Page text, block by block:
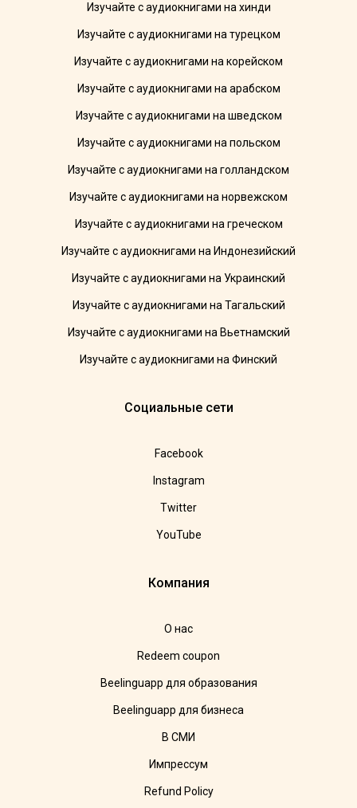
Изучайте с аудиокнигами на хинди
Изучайте с аудиокнигами на турецком
Изучайте с аудиокнигами на корейском
Изучайте с аудиокнигами на арабском
Изучайте с аудиокнигами на шведском
Изучайте с аудиокнигами на польском
Изучайте с аудиокнигами на голландском
Изучайте с аудиокнигами на норвежском
Изучайте с аудиокнигами на греческом
Изучайте с аудиокнигами на Индонезийский
Изучайте с аудиокнигами на Украинский
Изучайте с аудиокнигами на Тагальский
Изучайте с аудиокнигами на Вьетнамский
Изучайте с аудиокнигами на Финский
Социальные сети
Facebook
Instagram
Twitter
YouTube
Компания
О нас
Redeem coupon
Beelinguapp для образования
Beelinguapp для бизнеса
В СМИ
Импрессум
Refund Policy